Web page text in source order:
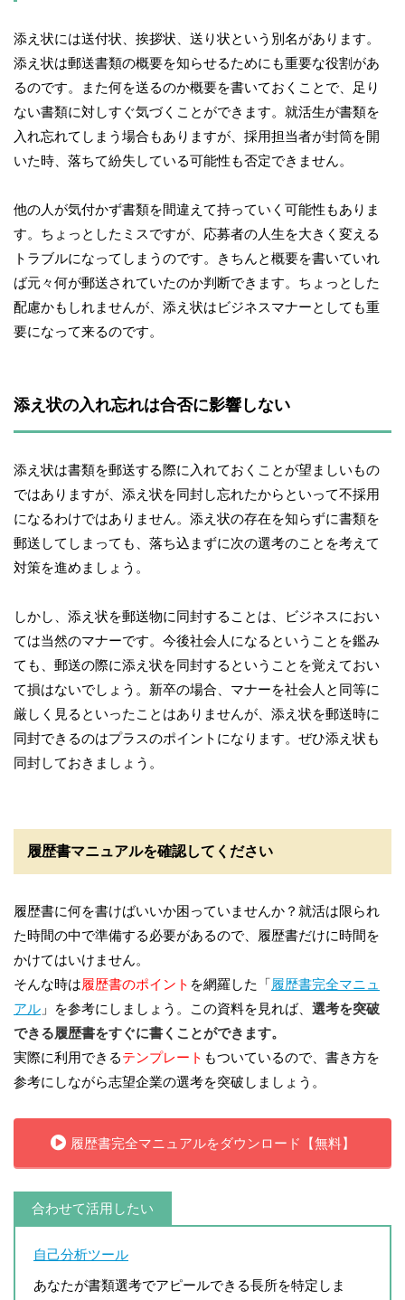
添え状には送付状、挨拶状、送り状という別名があります。
添え状は郵送書類の概要を知らせるためにも重要な役割があ
るのです。また何を送るのか概要を書いておくことで、足り
ない書類に対しすぐ気づくことができます。就活生が書類を
入れ忘れてしまう場合もありますが、採用担当者が封筒を開
いた時、落ちて紛失している可能性も否定できません。
他の人が気付かず書類を間違えて持っていく可能性もありま
す。ちょっとしたミスですが、応募者の人生を大きく変える
トラブルになってしまうのです。きちんと概要を書いていれ
ば元々何が郵送されていたのか判断できます。ちょっとした
配慮かもしれませんが、添え状はビジネスマナーとしても重
要になって来るのです。
添え状の入れ忘れは合否に影響しない
添え状は書類を郵送する際に入れておくことが望ましいもの
ではありますが、添え状を同封し忘れたからといって不採用
になるわけではありません。添え状の存在を知らずに書類を
郵送してしまっても、落ち込まずに次の選考のことを考えて
対策を進めましょう。
しかし、添え状を郵送物に同封することは、ビジネスにおい
ては当然のマナーです。今後社会人になるということを鑑み
ても、郵送の際に添え状を同封するということを覚えておい
て損はないでしょう。新卒の場合、マナーを社会人と同等に
厳しく見るといったことはありませんが、添え状を郵送時に
同封できるのはプラスのポイントになります。ぜひ添え状も
同封しておきましょう。
履歴書マニュアルを確認してください
履歴書に何を書けばいいか困っていませんか？ 就活は限られ
た時間の中で準備する必要があるので、履歴書だけに時間を
かけてはいけません。
そんな時は履歴書のポイント を網羅した「履歴書完全マニュ
アル 」を参考にしましょう。この資料を見れば、 選考を突破
できる履歴書をすぐに書くことができます。
実際に利用できるテンプレート もついているので、書き方を
参考にしながら志望企業の選考を突破しましょう。
履歴書完全マニュアルをダウンロード【無料】
合わせて活用したい
自己分析ツール
あなたが書類選考でアピールできる長所を特定しま